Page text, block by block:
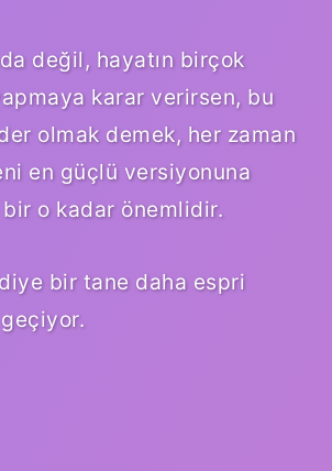
değil, hayatın birçok
karar verirsen, bu
olmak demek, her zaman
en güçlü versiyonuna
o kadar önemlidir.
bir tane daha espri